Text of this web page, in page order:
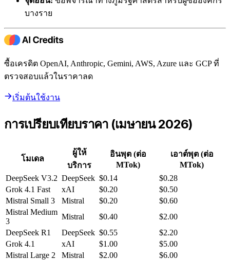
บางราย
ซื้อเครดิต OpenAI, Anthropic, Gemini, AWS, Azure และ GCP ที่
ตรวจสอบแล้วในราคาลด
เริ่มต้นใช้งาน
การเปรียบเทียบราคา (เมษายน 2026)
โมเดล
ผู้ให้
บริการ
อินพุต (ต่อ
MTok)
เอาต์พุต (ต่อ
MTok)
DeepSeek V3.2 DeepSeek $0.14
$0.28
Grok 4.1 Fast
xAI $0.20
$0.50
Mistral Small 3
Mistral $0.20
$0.60
Mistral Medium
3
Mistral $0.40
$2.00
DeepSeek R1
DeepSeek $0.55
$2.20
Grok 4.1
xAI $1.00
$5.00
Mistral Large 2
Mistral $2.00
$6.00